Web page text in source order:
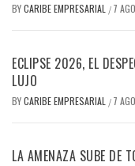
BYCARIBE EMPRESARIAL / 7
ECLIPSE 2026, EL
LUJO
BYCARIBE EMPRESARIAL / 7
LA AMENAZA SUBE DE